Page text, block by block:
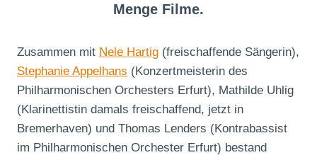
Menge Filme.
Zusammen mit Nele Hartig (freischaffende Sängerin),
Stephanie Appelhans (Konzertmeisterin des
Philharmonischen Orchesters Erfurt), Mathilde Uhlig
(Klarinettistin damals freischaffend, jetzt in
Bremerhaven) und Thomas Lenders (Kontrabassist
im Philharmonischen Orchester Erfurt) bestand